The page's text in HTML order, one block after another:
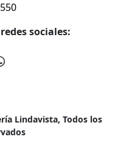
sociales:
Lindavista, Todos los